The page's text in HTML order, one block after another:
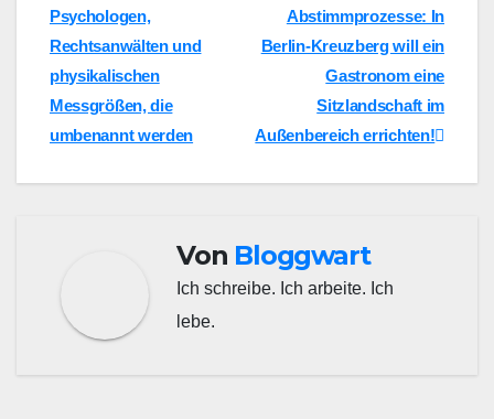
Abstimmprozesse: In
Berlin-Kreuzberg will ein
Gastronom eine
Sitzlandschaft im
Außenbereich errichten!
Psychologen,
Rechtsanwälten und
physikalischen
Messgrößen, die
umbenannt werden
Von Bloggwart
Ich schreibe. Ich arbeite. Ich
lebe.